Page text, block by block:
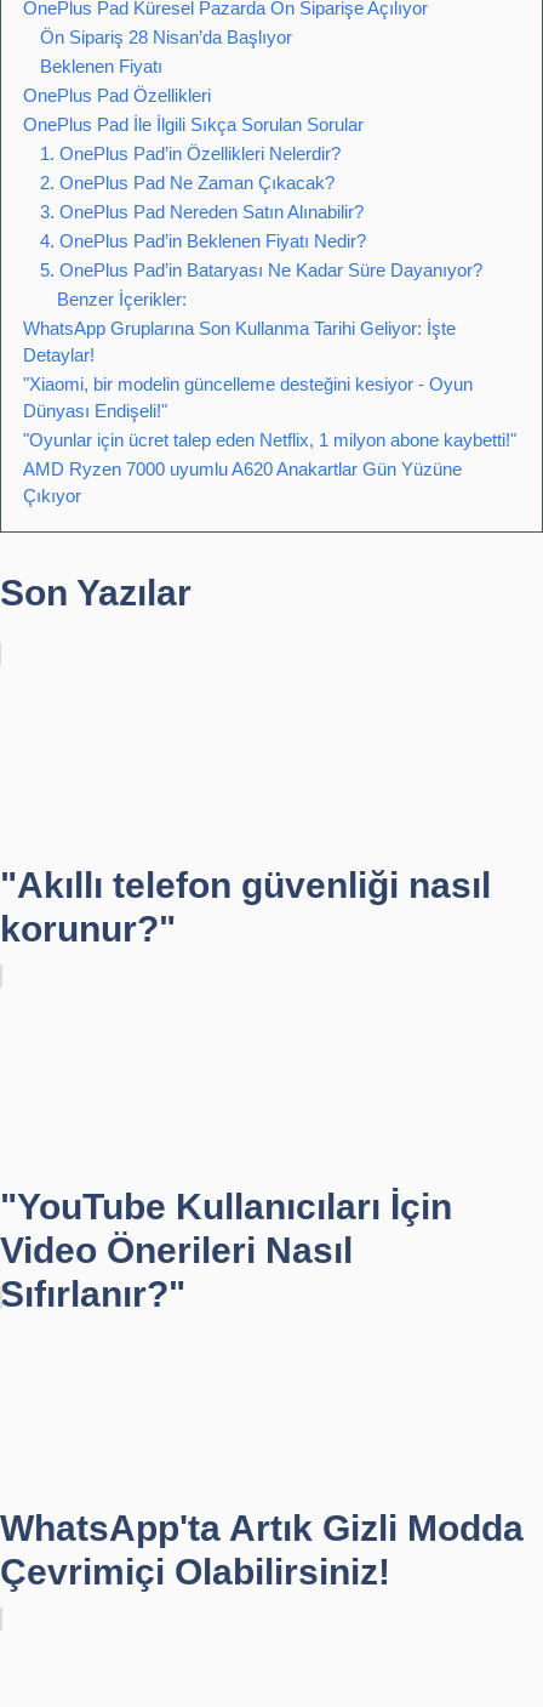
OnePlus Pad Küresel Pazarda Ön Siparişe Açılıyor
Ön Sipariş 28 Nisan’da Başlıyor
Beklenen Fiyatı
OnePlus Pad Özellikleri
OnePlus Pad İle İlgili Sıkça Sorulan Sorular
1. OnePlus Pad’in Özellikleri Nelerdir?
2. OnePlus Pad Ne Zaman Çıkacak?
3. OnePlus Pad Nereden Satın Alınabilir?
4. OnePlus Pad’in Beklenen Fiyatı Nedir?
5. OnePlus Pad’in Bataryası Ne Kadar Süre Dayanıyor?
Benzer İçerikler:
WhatsApp Gruplarına Son Kullanma Tarihi Geliyor: İşte
Detaylar!
"Xiaomi, bir modelin güncelleme desteğini kesiyor - Oyun
Dünyası Endişeli!"
"Oyunlar için ücret talep eden Netflix, 1 milyon abone kaybetti!"
AMD Ryzen 7000 uyumlu A620 Anakartlar Gün Yüzüne
Çıkıyor
Son Yazılar
"Akıllı telefon güvenliği nasıl
korunur?"
"YouTube Kullanıcıları İçin
Video Önerileri Nasıl
Sıfırlanır?"
WhatsApp'ta Artık Gizli Modda
Çevrimiçi Olabilirsiniz!